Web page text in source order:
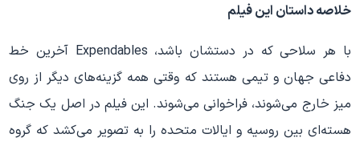
خلاصه داستان این فیلم
با هر سلاحی که در دستشان باشد، Expendables آخرین خط
دفاعی جهان و تیمی هستند که وقتی همه گزینه‌های دیگر از روی
میز خارج می‌شوند، فراخوانی می‌شوند. این فیلم در اصل یک جنگ
هسته‌ای بین روسیه و ایالات متحده را به تصویر می‌کشد که گروه